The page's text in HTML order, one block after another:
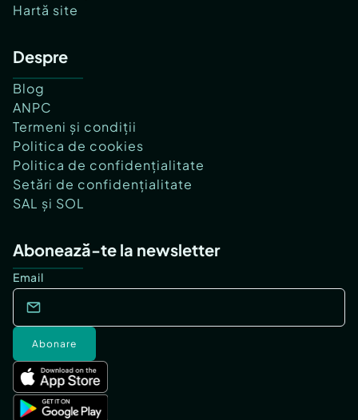
Hartă site
Despre
Blog
ANPC
Termeni și condiții
Politica de cookies
Politica de confidențialitate
Setări de confidențialitate
SAL și SOL
Abonează-te la newsletter
Email
Abonare